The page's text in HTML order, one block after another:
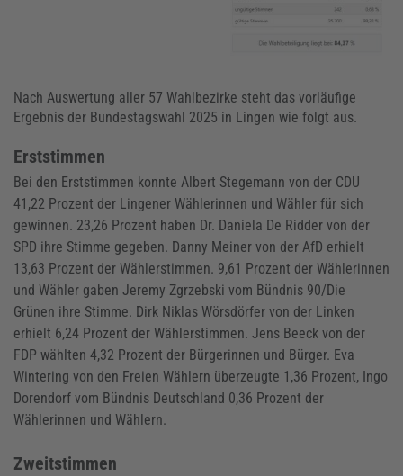
Nach Auswertung aller 57 Wahlbezirke steht das vorläufige
Ergebnis der Bundestagswahl 2025 in Lingen wie folgt aus.
Erststimmen
Bei den Erststimmen konnte Albert Stegemann von der CDU
41,22 Prozent der Lingener Wählerinnen und Wähler für sich
gewinnen. 23,26 Prozent haben Dr. Daniela De Ridder von der
SPD ihre Stimme gegeben. Danny Meiner von der AfD erhielt
13,63 Prozent der Wählerstimmen. 9,61 Prozent der Wählerinnen
und Wähler gaben Jeremy Zgrzebski vom Bündnis 90/Die
Grünen ihre Stimme. Dirk Niklas Wörsdörfer von der Linken
erhielt 6,24 Prozent der Wählerstimmen. Jens Beeck von der
FDP wählten 4,32 Prozent der Bürgerinnen und Bürger. Eva
Wintering von den Freien Wählern überzeugte 1,36 Prozent, Ingo
Dorendorf vom Bündnis Deutschland 0,36 Prozent der
Wählerinnen und Wählern.
Zweitstimmen